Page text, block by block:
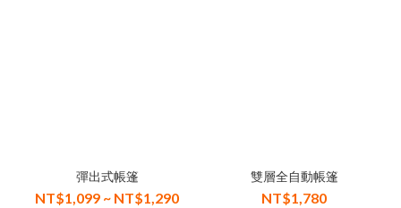
彈出式帳篷
NT$1,099 ~ NT$1,290
雙層全自動帳篷
NT$1,780